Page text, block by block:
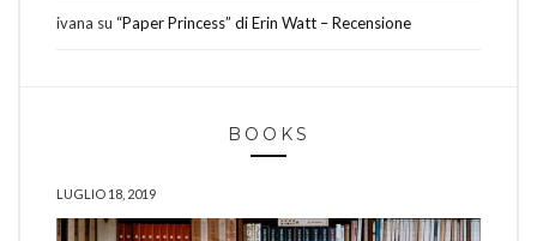
ivana su “Paper Princess” di Erin Watt – Recensione
BOOKS
LUGLIO 18, 2019